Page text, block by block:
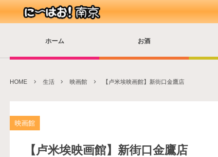
ホーム お酒
HOME 生活 映画館 【卢米埃映画館】新街口金鷹店
映画館
【卢米埃映画館】新街口金鷹店